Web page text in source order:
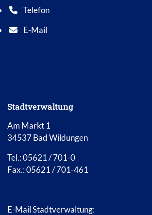
Telefon
Telefonnummer: 0 5 6 2 1 7 0 1 0
E-Mail
E-Mail Adresse: info@bad-wildungen.de
Stadtverwaltung
Am Markt 1
34537 Bad Wildungen
Tel.: 05621 / 701-0
Fax.: 05621 / 701-461
E-Mail Stadtverwaltung: